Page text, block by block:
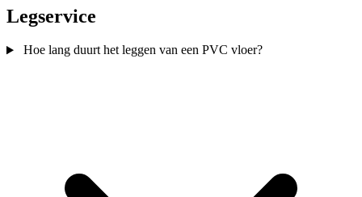
Legservice
Hoe lang duurt het leggen van een PVC vloer?